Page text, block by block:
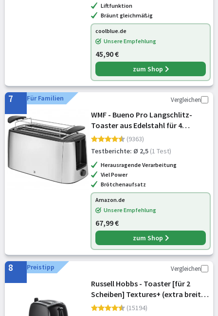
Liftfunktion
Bräunt gleichmäßig
coolblue.de
Unsere Empfehlung
45,90 €
zum Shop
7 Für Familien Vergleichen
WMF - Bueno Pro Langschlitz-
Toaster aus Edelstahl für 4
Brotscheiben, mit
Brötchenaufsatz, Aufknusper- und
Auftaufunktion, 6
Bräunungsstufen – stilvoll für
(9363)
Testberichte: Ø 2,5 (1 Test)
Herausragende Verarbeitung
Viel Power
Brötchenaufsatz
Amazon.de
Unsere Empfehlung
67,99 €
zum Shop
8 Preistipp Vergleichen
Russell Hobbs - Toaster [für 2
Scheiben] Textures+ (extra breite
Toastschlitze, inkl.
(15194)